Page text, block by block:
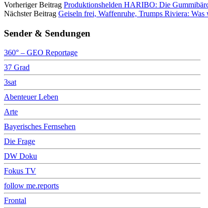
Vorheriger Beitrag Produktionshelden HARIBO: Die
Nächster Beitrag Geiseln frei, Waffenruhe, Trumps Riviera: Was
Sender & Sendungen
360° – GEO Reportage
37 Grad
3sat
Abenteuer Leben
Arte
Bayerisches Fernsehen
Die Frage
DW Doku
Fokus TV
follow me.reports
Frontal